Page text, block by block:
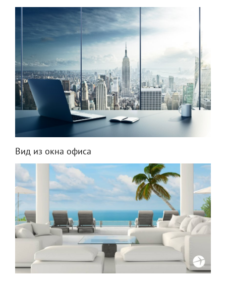
Вид из окна офиса